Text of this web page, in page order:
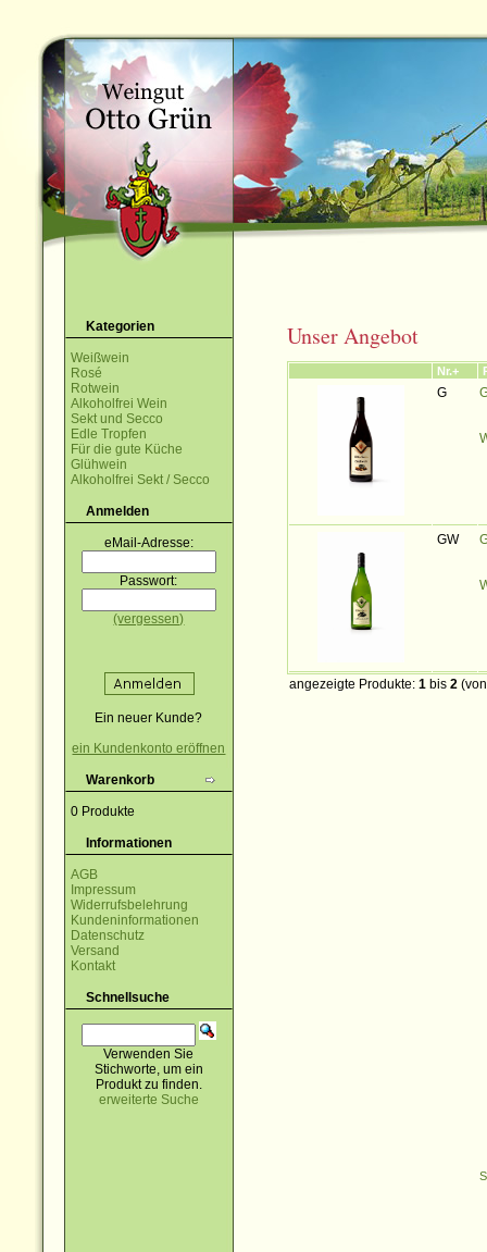
Kategorien
Weißwein
Rosé
Rotwein
Alkoholfrei Wein
Sekt und Secco
Edle Tropfen
Für die gute Küche
Glühwein
Alkoholfrei Sekt / Secco
Anmelden
eMail-Adresse:
Passwort:
(vergessen)
Ein neuer Kunde?
ein Kundenkonto eröffnen
Warenkorb
0 Produkte
Informationen
AGB
Impressum
Widerrufsbelehrung
Kundeninformationen
Datenschutz
Versand
Kontakt
Schnellsuche
Verwenden Sie
Stichworte, um ein
Produkt zu finden.
erweiterte Suche
Unser Angebot
Nr.+
G
GW
angezeigte Produkte: 1 bis 2